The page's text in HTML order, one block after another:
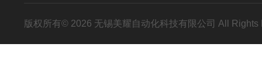
版权所有© 2026 无锡美耀自动化科技有限公司 All